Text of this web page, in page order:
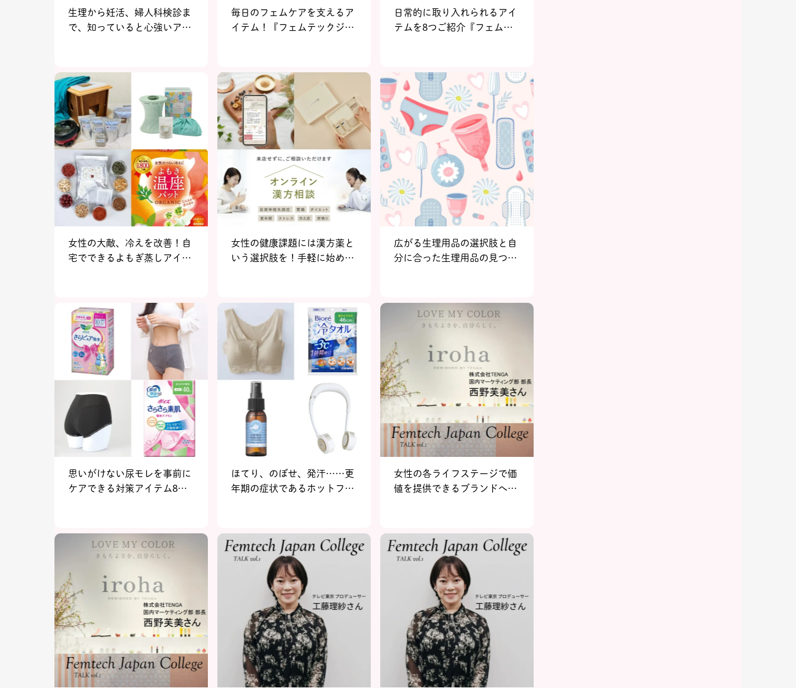
生理から妊活、婦人科検診ま
で、知っていると心強いアイ
パン 2023 in Tokyo』イベン
トレポートvol.3
毎日のフェムケアを支えるア
イテム！『フェムテックジャ
ートvol.2
日常的に取り入れられるアイ
テムを8つご紹介『フェムテ
ントレポートvol.1
女性の大敵、冷えを改善！自
宅でできるよもぎ蒸しアイテ
女性の健康課題には漢方薬と
いう選択肢を！手軽に始めら
広がる生理用品の選択肢と自
分に合った生理用品の見つけ
思いがけない尿モレを事前に
ケアできる対策アイテム8
ほてり、のぼせ、発汗……更
年期の症状であるホットフラ
女性の各ライフステージで価
値を提供できるブランドへ。
部 部長 西野芙美さん～後編
～【FJCトークルーム vol.2】